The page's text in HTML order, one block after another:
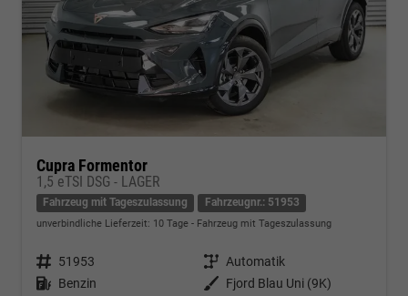
Cupra Formentor
1,5 eTSI DSG - LAGER
Fahrzeug mit Tageszulassung Fahrzeugnr.: 51953
unverbindliche Lieferzeit: 10 Tage Fahrzeug mit Tageszulassung
Fahrzeugnr. 51953 Getriebe Automatik
Kraftstoff Benzin Außenfarbe Fjord Blau Uni (9K)